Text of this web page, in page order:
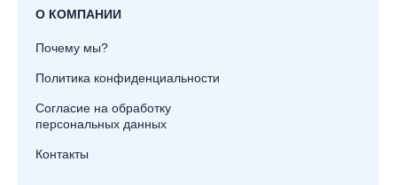
О КОМПАНИИ
Почему мы?
Политика конфиденциальности
Согласие на обработку
персональных данных
Контакты